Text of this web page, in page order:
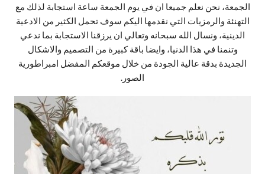
الجمعة، نحن نعلم جميعا ان في يوم الجمعة ساعة استجابة لذلك مع
التهنئة والرمزيات التي نقدمها اليكم سوف تحمل الكثير من الادعية
الدينية، ونسال الله سبحانه وتعالي ان يرزقنا الاستجابة بما ندعي
وتنمنا في هذا الدنيا، وايضا باقة كبيرة من التصميم والاشكال
الجديدة بدقة عالية الجودة من خلال موقعكم المفضل امبراطورية
الصور.